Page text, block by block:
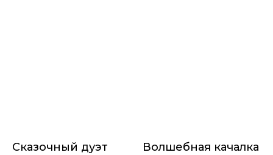
Сказочный дуэт Волшебная качалка